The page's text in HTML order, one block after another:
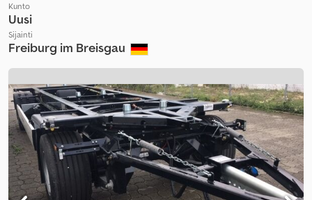
Kunto
Uusi
Sijainti
Freiburg im Breisgau